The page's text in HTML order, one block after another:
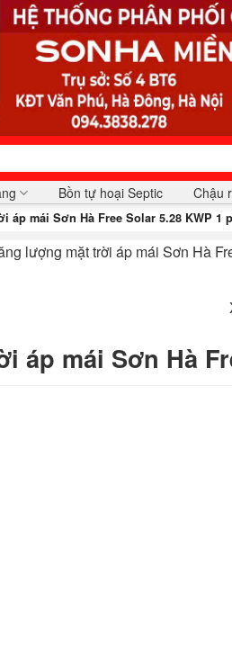
Bồn tự hoại Septic Chậu
mái Sơn Hà Free Solar 5.28 KWP 1
lượng mặt trời áp mái Sơn Hà
mái Sơn Hà